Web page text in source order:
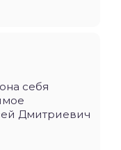
себя
Дмитриевич